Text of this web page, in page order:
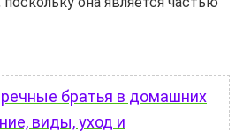
братья в домашних
виды, уход и